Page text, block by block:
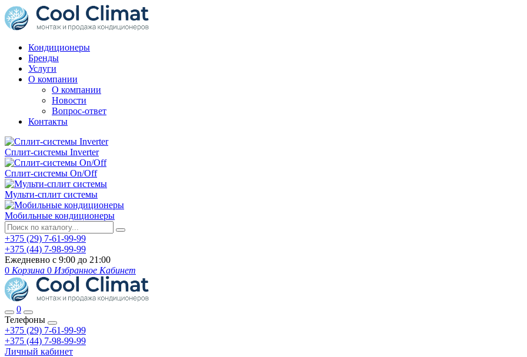
Кондиционеры
Бренды
Услуги
О компании
О компании
Новости
Вопрос-ответ
Контакты
Сплит-системы Inverter
Сплит-системы On/Off
Мульти-сплит системы
Мобильные кондиционеры
+375 (29) 7-61-99-99
+375 (44) 7-98-99-99
Ежедневно с 9:00 до 21:00
0 Корзина 0 Избранное Кабинет
0
Телефоны
+375 (29) 7-61-99-99
+375 (44) 7-98-99-99
Личный кабинет